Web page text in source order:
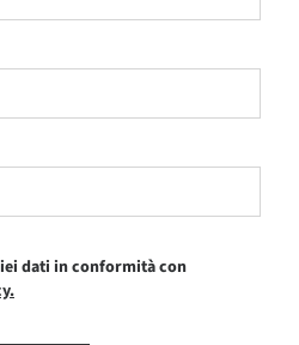
dati in conformità con